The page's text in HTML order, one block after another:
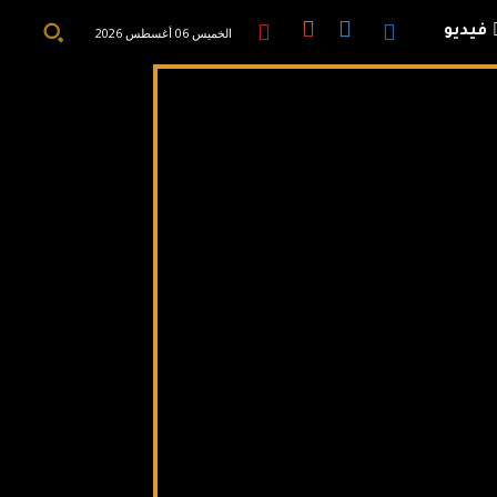
فيديو الخميس 06 أغسطس 2026